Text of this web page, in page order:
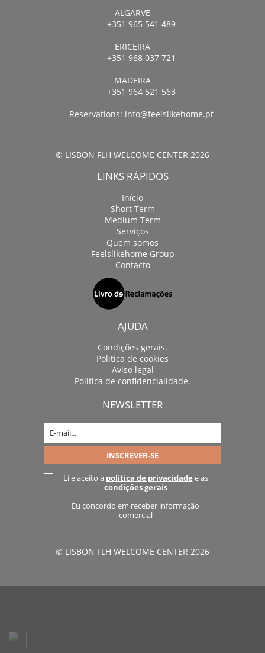
ALGARVE
+351 965 541 489
ERICEIRA
+351 968 037 721
MADEIRA
+351 964 521 563
Reservations: info@feelslikehome.pt
© LISBON FLH WELCOME CENTER 2026
LINKS RÁPIDOS
Início
Short Term
Medium Term
Serviços
Quem somos
Feelslikehome Group
Contacto
AJUDA
Condições gerais.
Politica de cookies
Aviso legal
Politica de confidencialidade.
NEWSLETTER
Li e aceito a politica de privacidade e as
condições gerais
Eu concordo em receber informação
comercial
© LISBON FLH WELCOME CENTER 2026